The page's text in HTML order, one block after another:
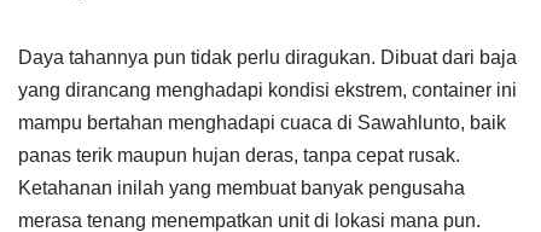
Daya tahannya pun tidak perlu diragukan. Dibuat dari baja
yang dirancang menghadapi kondisi ekstrem, container ini
mampu bertahan menghadapi cuaca di Sawahlunto, baik
panas terik maupun hujan deras, tanpa cepat rusak.
Ketahanan inilah yang membuat banyak pengusaha
merasa tenang menempatkan unit di lokasi mana pun.